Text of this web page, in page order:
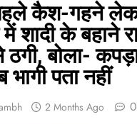
कैश-गहने
शादी के बहाने
बोला-
पता नहीं
2 Months Ago 0